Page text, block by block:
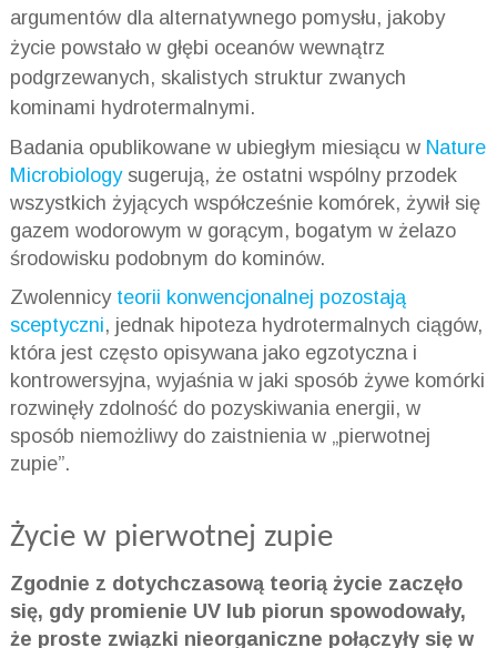
argumentów dla alternatywnego pomysłu, jakoby
życie powstało w głębi oceanów wewnątrz
podgrzewanych, skalistych struktur zwanych
kominami hydrotermalnymi.
Badania opublikowane w ubiegłym miesiącu w Nature
Microbiologysugerują, że ostatni wspólny przodek
wszystkich żyjących współcześnie komórek, żywił się
gazem wodorowym w gorącym, bogatym w żelazo
środowisku podobnym do kominów.
Zwolennicy teorii konwencjonalnej pozostają
sceptyczni, jednak hipoteza hydrotermalnych ciągów,
która jest często opisywana jako egzotyczna i
kontrowersyjna, wyjaśnia w jaki sposób żywe komórki
rozwinęły zdolność do pozyskiwania energii, w
sposób niemożliwy do zaistnienia w „pierwotnej
zupie”.
Życie w pierwotnej zupie
Zgodnie z dotychczasową teorią życie zaczęło
się, gdy promienie UV lub piorun spowodowały,
że proste związki nieorganiczne połączyły się w